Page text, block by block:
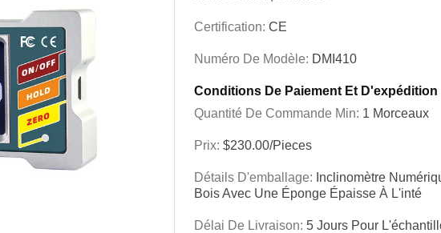
Certification: CE
Numéro De Modèle: DMI410
Conditions De Paiement Et D'expédition
Quantité De Commande Min: 1 Morceaux
Prix: $230.00/Pieces
Détails D'emballage: Inclinomètre
Bois Avec Une Éponge Épaisse À L'inté
Délai De Livraison: 5 Jours Pour